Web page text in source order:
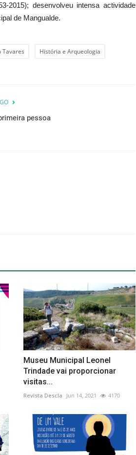
2015); desenvolveu intensa actividade
de Mangualde.
Tavares História e Arqueologia
pessoa
Museu Municipal Leonel
Trindade vai proporcionar
visitas...
Revista Descla Jun 14, 2021 4170
Out 27, 2021